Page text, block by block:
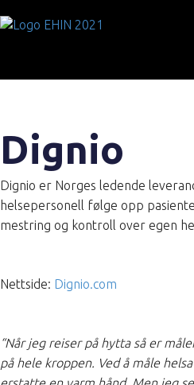
Dignio
Dignio er Norges ledende
helsepersonell følge opp
mestring og kontroll over egen
Nettside: Dignio.com
“Når jeg reiser på hytta så er
på hele kroppen. Ved å måle